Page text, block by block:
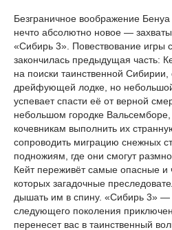
Безграничное воображение
нечто абсолютно новое —
«Сибирь 3». Повествование игры
закончилась предыдущая часть:
на поиски таинственной Сибирии,
дрейфующей лодке, но
успевает спасти её от верной
небольшом городке
кочевникам выполнить их
сопроводить миграцию снежных
подножиям, где они смогут
Кейт переживёт самые опасные и
которых загадочные
дышать им в спину. «Сибирь 3» —
следующего поколения
перенесет вас в таинственный